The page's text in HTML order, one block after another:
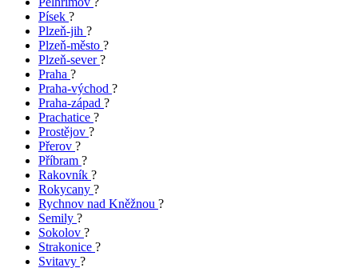
Písek ?
Plzeň-jih ?
Plzeň-město ?
Plzeň-sever?
Praha ?
Praha-východ ?
Praha-západ ?
Prachatice ?
Prostějov ?
Přerov ?
Příbram ?
Rakovník ?
Rokycany ?
Rychnov nad Kněžnou ?
Semily ?
Sokolov ?
Strakonice ?
Svitavy ?